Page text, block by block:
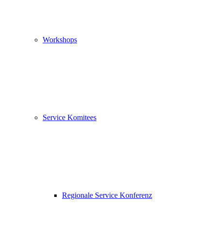
Workshops
Service Komitees
Regionale Service Konferenz